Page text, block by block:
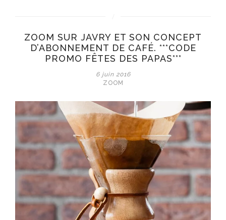
livre
du
mois
« Marie
Gourmandise-
homemade
cooking »
***Concours***
ZOOM SUR JAVRY ET SON CONCEPT
D’ABONNEMENT DE CAFÉ. ***CODE
PROMO FÊTES DES PAPAS***
6 juin 2016
ZOOM